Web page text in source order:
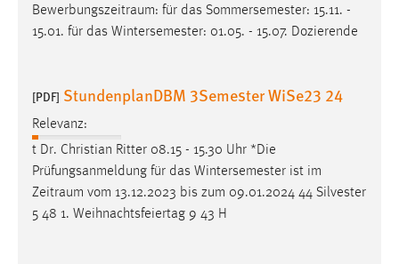
Bewerbungszeitraum: für das Sommersemester: 15.11. -
15.01. für das Wintersemester: 01.05. - 15.07. Dozierende
[PDF] StundenplanDBM 3Semester WiSe23 24
Relevanz:
t Dr. Christian Ritter 08.15 - 15.30 Uhr *Die
Prüfungsanmeldung für das Wintersemester ist im
Zeitraum vom 13.12.2023 bis zum 09.01.2024 44 Silvester
5 48 1. Weihnachtsfeiertag 9 43 H